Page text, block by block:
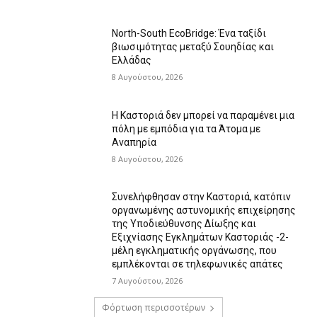
North-South EcoBridge: Ένα ταξίδι
βιωσιμότητας μεταξύ Σουηδίας και
Ελλάδας
8 Αυγούστου, 2026
Η Καστοριά δεν μπορεί να παραμένει μια
πόλη με εμπόδια για τα Άτομα με
Αναπηρία
8 Αυγούστου, 2026
Συνελήφθησαν στην Καστοριά, κατόπιν
οργανωμένης αστυνομικής επιχείρησης
της Υποδιεύθυνσης Δίωξης και
Εξιχνίασης Εγκλημάτων Καστοριάς -2-
μέλη εγκληματικής οργάνωσης, που
εμπλέκονται σε τηλεφωνικές απάτες
7 Αυγούστου, 2026
Φόρτωση περισσοτέρων